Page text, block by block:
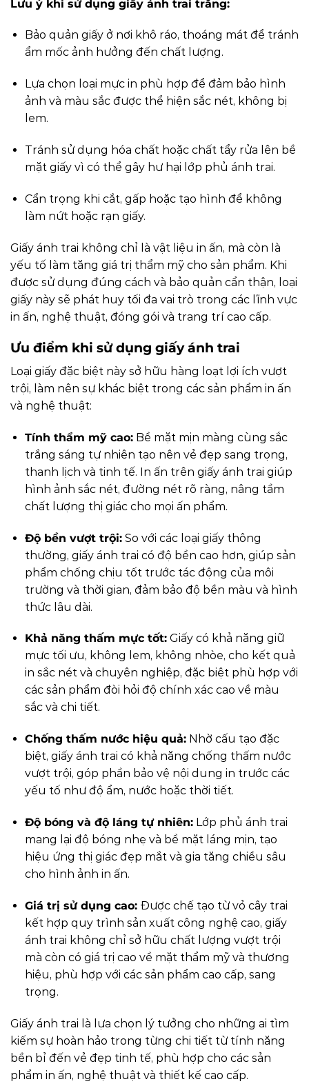
Lưu ý khi sử dụng giấy ánh trai trắng:
Bảo quản giấy ở nơi khô ráo, thoáng mát để tránh
ẩm mốc ảnh hưởng đến chất lượng.
Lựa chọn loại mực in phù hợp để đảm bảo hình
ảnh và màu sắc được thể hiện sắc nét, không bị
lem.
Tránh sử dụng hóa chất hoặc chất tẩy rửa lên bề
mặt giấy vì có thể gây hư hại lớp phủ ánh trai.
Cẩn trọng khi cắt, gấp hoặc tạo hình để không
làm nứt hoặc rạn giấy.
Giấy ánh trai không chỉ là vật liệu in ấn, mà còn là
yếu tố làm tăng giá trị thẩm mỹ cho sản phẩm. Khi
được sử dụng đúng cách và bảo quản cẩn thận, loại
giấy này sẽ phát huy tối đa vai trò trong các lĩnh vực
in ấn, nghệ thuật, đóng gói và trang trí cao cấp.
Ưu điểm khi sử dụng giấy ánh trai
Loại giấy đặc biệt này sở hữu hàng loạt lợi ích vượt
trội, làm nên sự khác biệt trong các sản phẩm in ấn
và nghệ thuật:
Tính thẩm mỹ cao:Bề mặt mịn màng cùng sắc
trắng sáng tự nhiên tạo nên vẻ đẹp sang trọng,
thanh lịch và tinh tế. In ấn trên giấy ánh trai giúp
hình ảnh sắc nét, đường nét rõ ràng, nâng tầm
chất lượng thị giác cho mọi ấn phẩm.
Độ bền vượt trội:So với các loại giấy thông
thường, giấy ánh trai có độ bền cao hơn, giúp sản
phẩm chống chịu tốt trước tác động của môi
trường và thời gian, đảm bảo độ bền màu và hình
thức lâu dài.
Khả năng thấm mực tốt:Giấy có khả năng giữ
mực tối ưu, không lem, không nhòe, cho kết quả
in sắc nét và chuyên nghiệp, đặc biệt phù hợp với
các sản phẩm đòi hỏi độ chính xác cao về màu
sắc và chi tiết.
Chống thấm nước hiệu quả:Nhờ cấu tạo đặc
biệt, giấy ánh trai có khả năng chống thấm nước
vượt trội, góp phần bảo vệ nội dung in trước các
yếu tố như độ ẩm, nước hoặc thời tiết.
Độ bóng và độ láng tự nhiên:Lớp phủ ánh trai
mang lại độ bóng nhẹ và bề mặt láng mịn, tạo
hiệu ứng thị giác đẹp mắt và gia tăng chiều sâu
cho hình ảnh in ấn.
Giá trị sử dụng cao:Được chế tạo từ vỏ cây trai
kết hợp quy trình sản xuất công nghệ cao, giấy
ánh trai không chỉ sở hữu chất lượng vượt trội
mà còn có giá trị cao về mặt thẩm mỹ và thương
hiệu, phù hợp với các sản phẩm cao cấp, sang
trọng.
Giấy ánh trai là lựa chọn lý tưởng cho những ai tìm
kiếm sự hoàn hảo trong từng chi tiết từ tính năng
bền bỉ đến vẻ đẹp tinh tế, phù hợp cho các sản
phẩm in ấn, nghệ thuật và thiết kế cao cấp.